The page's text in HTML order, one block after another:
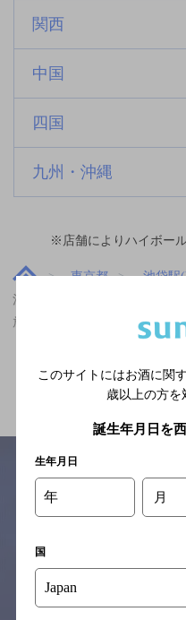
関西
中国
四国
九州・沖縄
※店舗によりハイボー
東京都
池袋駅
池袋駅(東京都)周辺500m,居酒
放題ありのお店
関
サイトマップ
念のためお店にご確認の上ご
このサイトにはお酒に関
歳以上の方を
誕生年月日を
生年月日
年 月
国